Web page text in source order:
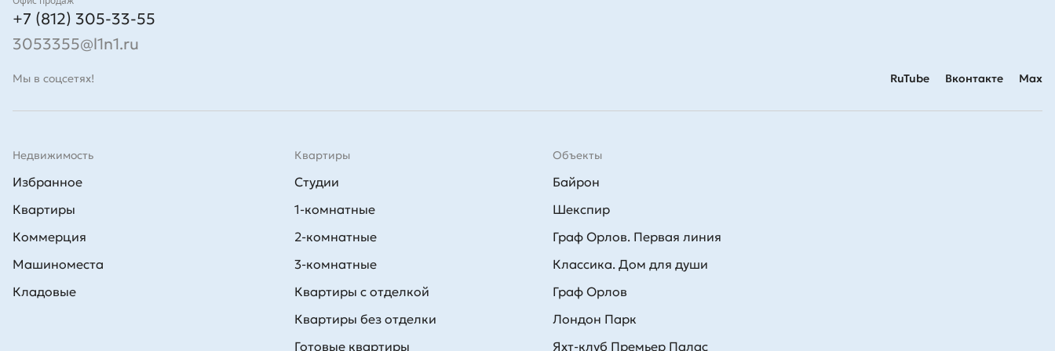
+7 (812) 305-33-55
3053355@l1n1.ru
Мы в соцсетях! RuTube Вконтакте Max
Квартиры
Студии
1-комнатные
2-комнатные
3-комнатные
Квартиры с отделкой
Квартиры без отделки
Готовые квартиры
Недвижимость
Избранное
Квартиры
Коммерция
Машиноместа
Кладовые
Объекты
Байрон
Шекспир
Граф Орлов. Первая линия
Классика. Дом для души
Граф Орлов
Лондон Парк
Яхт-клуб Премьер Палас